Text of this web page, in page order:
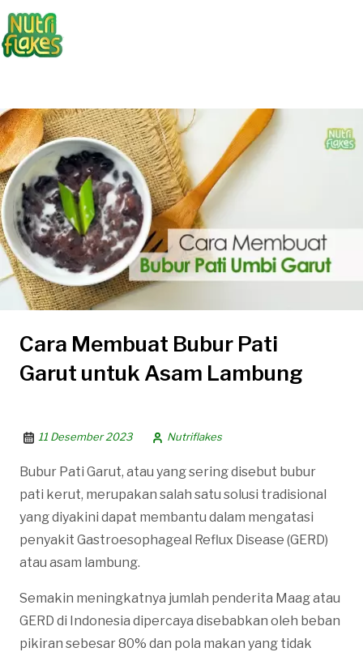
Cara Membuat Bubur Pati
Garut untuk Asam Lambung
11 Desember 2023 Nutriflakes
Bubur Pati Garut, atau yang sering disebut bubur
pati kerut, merupakan salah satu solusi tradisional
yang diyakini dapat membantu dalam mengatasi
penyakit Gastroesophageal Reflux Disease (GERD)
atau asam lambung.
Semakin meningkatnya jumlah penderita Maag atau
GERD di Indonesia dipercaya disebabkan oleh beban
pikiran sebesar 80% dan pola makan yang tidak